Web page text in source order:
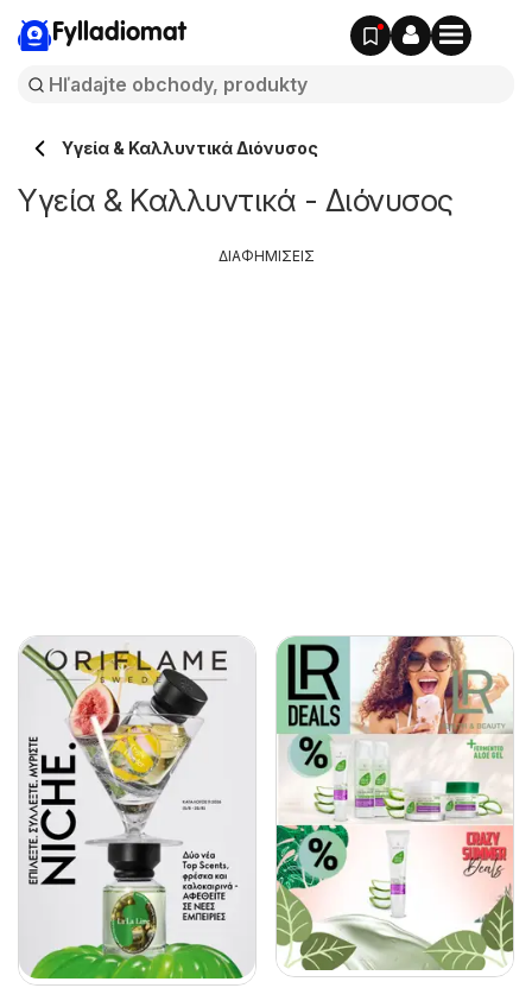
Fylladiomat
Υγεία & Καλλυντικά Διόνυσος
Υγεία & Καλλυντικά - Διόνυσος
ΔΙΑΦΗΜΙΣΕΙΣ